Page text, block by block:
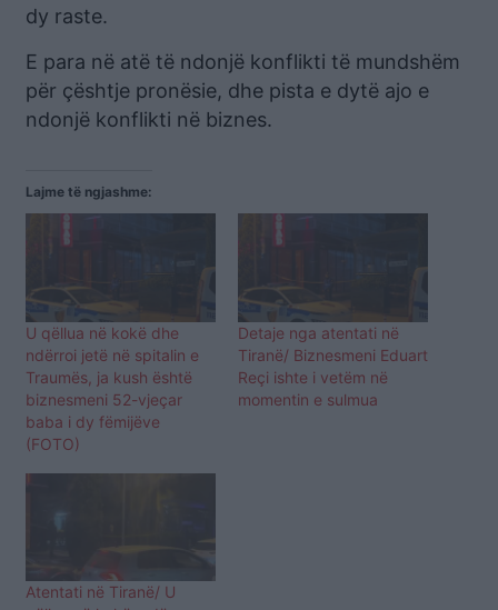
dy raste.
E para në atë të ndonjë konflikti të mundshëm
për çështje pronësie, dhe pista e dytë ajo e
ndonjë konflikti në biznes.
Lajme të ngjashme:
U qëllua në kokë dhe
ndërroi jetë në spitalin e
Traumës, ja kush është
biznesmeni 52-vjeçar
baba i dy fëmijëve
(FOTO)
Detaje nga atentati në
Tiranë/ Biznesmeni Eduart
Reçi ishte i vetëm në
momentin e sulmua
Atentati në Tiranë/ U